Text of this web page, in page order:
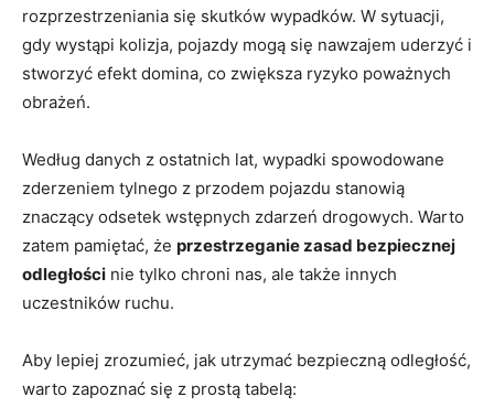
rozprzestrzeniania ‍się skutków wypadków. W sytuacji,
gdy wystąpi kolizja, pojazdy⁤ mogą się nawzajem‌ uderzyć⁢ i
stworzyć efekt domina, ‌co zwiększa ryzyko poważnych
obrażeń.
Według​ danych z‍ ostatnich lat, wypadki spowodowane
zderzeniem tylnego⁣ z przodem pojazdu ⁣stanowią
znaczący odsetek wstępnych zdarzeń drogowych. Warto ​
zatem ⁢pamiętać, ⁣że‍ przestrzeganie zasad bezpiecznej
odległości nie⁣ tylko chroni nas,⁢ ale ⁤także innych
⁣uczestników ruchu.
Aby ⁢lepiej zrozumieć, jak utrzymać bezpieczną odległość,
warto zapoznać się z ⁣prostą tabelą: